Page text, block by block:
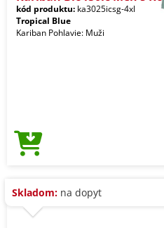
kód produktu: ka3025icsg-4xl
Tropical Blue
Kariban Pohlavie: Muži
Skladom: na dopyt